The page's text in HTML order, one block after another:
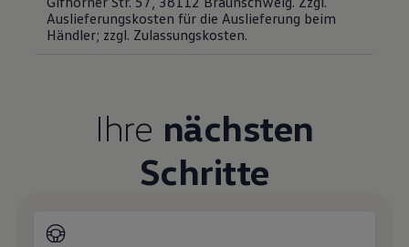
Auslieferungskosten für die Auslieferung beim
Händler; zzgl. Zulassungskosten.
Ihre nächsten
Schritte